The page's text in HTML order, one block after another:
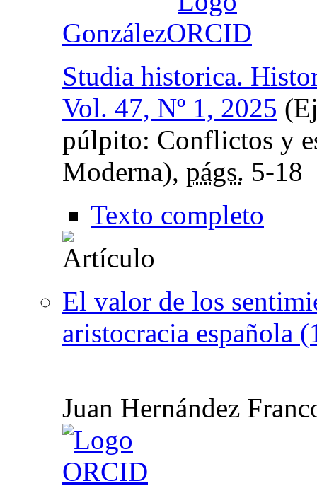
González
Studia historica.
Vol. 47, Nº 1, 2025
púlpito: Conflictos y
Moderna), págs. 5-18
Texto completo
El valor de los
aristocracia española
Juan Hernández